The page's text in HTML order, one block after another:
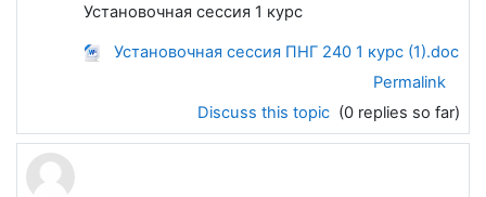
Установочная сессия 1 курс
Установочная сессия ПНГ 240 1 курс (1).doc
Permalink
Discuss this topic (0 replies so far)